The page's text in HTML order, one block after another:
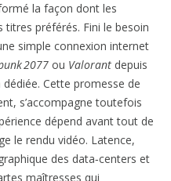
la façon dont les
préférés. Fini le besoin
simple connexion internet
2077 ou Valorant depuis
Cette promesse de
s’accompagne toutefois
dépend avant tout de
le rendu vidéo. Latence,
des data‑centers et
maîtresses qui